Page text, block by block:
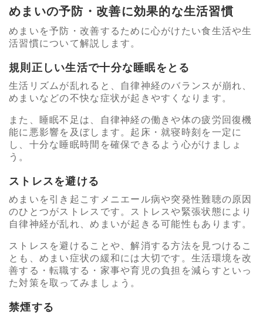
めまいの予防・改善に効果的な生活習慣
めまいを予防・改善するために心がけたい食生活や生
活習慣について解説します。
規則正しい生活で十分な睡眠をとる
生活リズムが乱れると、自律神経のバランスが崩れ、
めまいなどの不快な症状が起きやすくなります。
また、睡眠不足は、自律神経の働きや体の疲労回復機
能に悪影響を及ぼします。起床・就寝時刻を一定に
し、十分な睡眠時間を確保できるよう心がけましょ
う。
ストレスを避ける
めまいを引き起こすメニエール病や突発性難聴の原因
のひとつがストレスです。ストレスや緊張状態により
自律神経が乱れ、めまいが起きる可能性もあります。
ストレスを避けることや、解消する方法を見つけるこ
とも、めまい症状の緩和には大切です。生活環境を改
善する・転職する・家事や育児の負担を減らすといっ
た対策を取ってみましょう。
禁煙する